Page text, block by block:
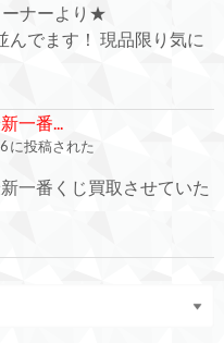
ナーより★
んでます！ 現品限り気に
一番...
に投稿された
一番くじ買取させていた